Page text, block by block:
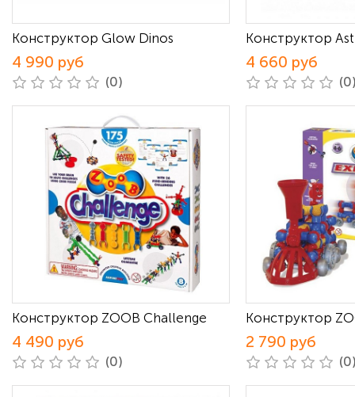
Конструктор Glow Dinos
4 990 руб
(0)
Конструктор
4 660 руб
Конструктор ZOOB Challenge
4 490 руб
(0)
Конструктор
2 790 руб